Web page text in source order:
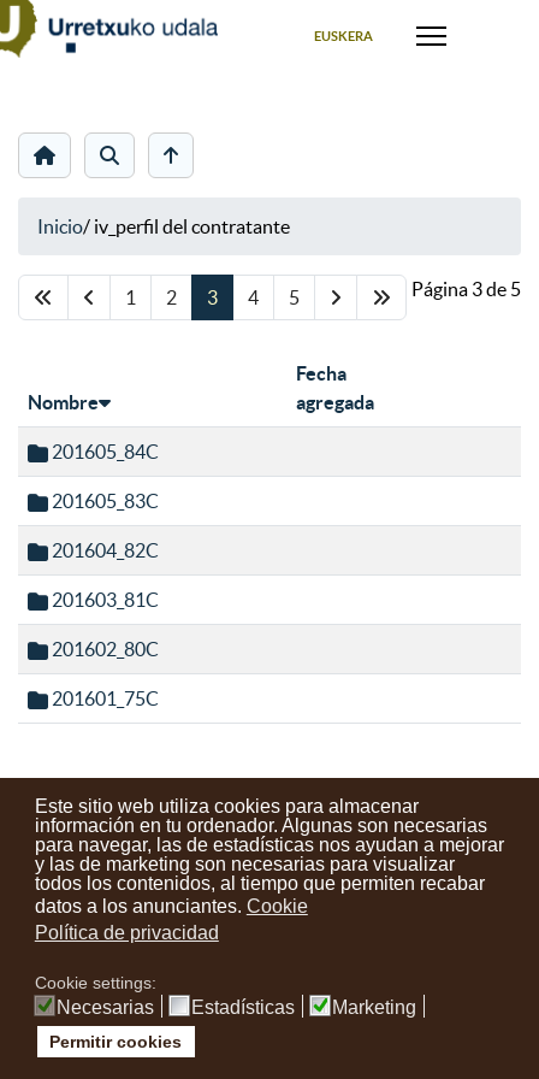
Este sitio web utiliza cookies para almacenar
información en tu ordenador. Algunas son necesarias
para navegar, las de estadísticas nos ayudan a mejorar
y las de marketing son necesarias para visualizar
todos los contenidos, al tiempo que permiten recabar
datos a los anunciantes. Cookie
Política de privacidad
Cookie settings:
Necesarias Estadísticas Marketing
Permitir cookies
EUSKERA
Inicio/ iv_perfil del contratante
Página 3 de 5
1 2 3 4 5
Nombre
Fecha
agregada
201605_84C
201605_83C
201604_82C
201603_81C
201602_80C
201601_75C
Contactos Condiciones de uso Aviso legal
Noticias
Tu opinión cuenta